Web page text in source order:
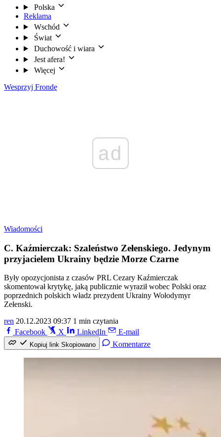
Polska
Reklama
Wschód
Świat
Duchowość i wiara
Jest afera!
Więcej
Wesprzyj Frondę
ad
Wiadomości
C. Kaźmierczak: Szaleństwo Zełenskiego. Jedynym
przyjacielem Ukrainy będzie Morze Czarne
Były opozycjonista z czasów PRL Cezary Kaźmierczak
skomentował krytykę, jaką publicznie wyraził wobec Polski oraz
poprzednich polskich władz prezydent Ukrainy Wołodymyr
Zełenski.
ren 20.12.2023 09:37 1 min czytania
Facebook
X LinkedIn E-mail
Kopiuj link Skopiowano Komentarze